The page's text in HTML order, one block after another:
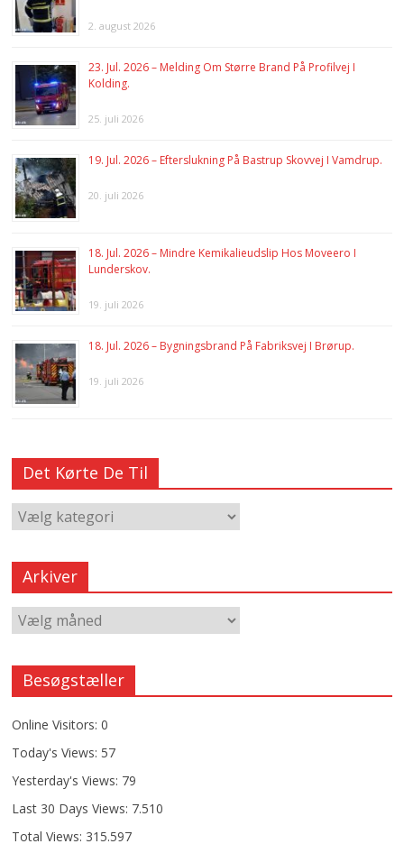
2. august 2026
23. Jul. 2026 – Melding Om Større Brand På Profilvej I
Kolding.
25. juli 2026
19. Jul. 2026 – Efterslukning På Bastrup Skovvej I Vamdrup.
20. juli 2026
18. Jul. 2026 – Mindre Kemikalieudslip Hos Moveero I
Lunderskov.
19. juli 2026
18. Jul. 2026 – Bygningsbrand På Fabriksvej I Brørup.
19. juli 2026
Det Kørte De Til
Arkiver
Besøgstæller
Online Visitors:0
Today's Views: 57
Yesterday's Views: 79
Last 30 Days Views: 7.510
Total Views: 315.597